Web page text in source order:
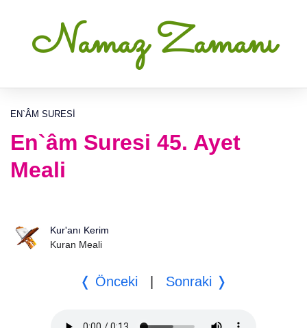
Namaz Zamanı
EN`ÂM SURESI
En`âm Suresi 45. Ayet
Meali
Kur'anı Kerim
Kuran Meali
❬ Önceki Sonraki ❭